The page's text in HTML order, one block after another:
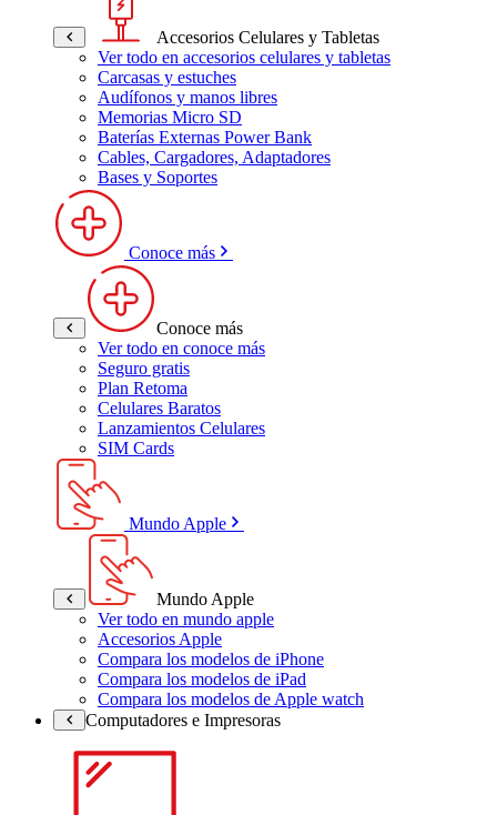
Accesorios Celulares y Tabletas
Ver todo en accesorios celulares y tabletas
Carcasas y estuches
Audífonos y manos libres
Memorias Micro SD
Baterías Externas Power Bank
Cables, Cargadores, Adaptadores
Bases y Soportes
Conoce más
Conoce más
Ver todo en conoce más
Seguro gratis
Plan Retoma
Celulares Baratos
Lanzamientos Celulares
SIM Cards
Mundo Apple
Mundo Apple
Ver todo en mundo apple
Accesorios Apple
Compara los modelos de iPhone
Compara los modelos de iPad
Compara los modelos de Apple watch
Computadores e Impresoras